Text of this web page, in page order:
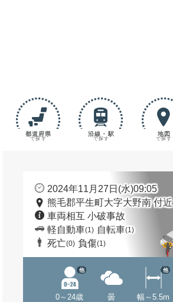
都道府県
で探す
沿線・駅
で探す
地図
で探す
2024年11月27日(水)09:05
熊毛郡平生町大字大野南 付近
車両相互 小破事故
軽自動車(1) 自転車(1)
死亡(0) 負傷(1)
0～24歳
他
曇 幅～5.5m
他